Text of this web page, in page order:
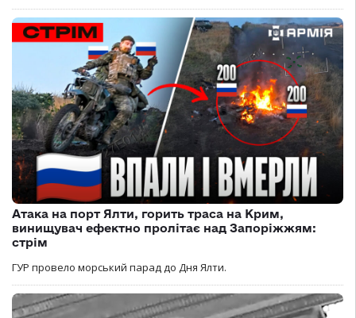
Атака на порт Ялти, горить траса на Крим,
винищувач ефектно пролітає над Запоріжжям:
стрім
ГУР провело морський парад до Дня Ялти.